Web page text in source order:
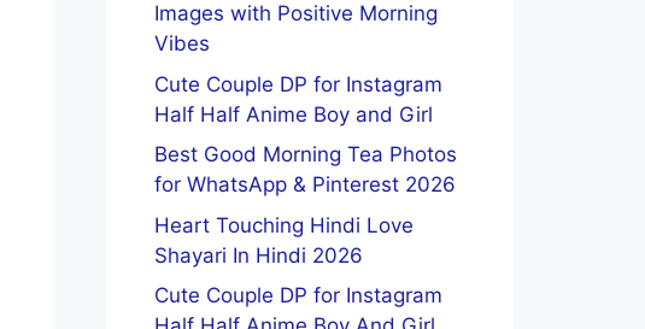
Images with Positive Morning
Vibes
Cute Couple DP for Instagram
Half Half Anime Boy and Girl
Best Good Morning Tea Photos
for WhatsApp & Pinterest 2026
Heart Touching Hindi Love
Shayari In Hindi 2026
Cute Couple DP for Instagram